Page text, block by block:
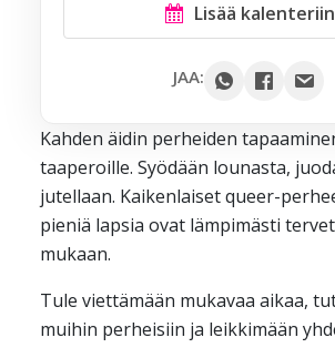
Kahden äidin perheiden
taaperoille. Syödään lounasta,
jutellaan. Kaikenlaiset queer-
pieniä lapsia ovat lämpimästi
mukaan.
Tule viettämään mukavaa aikaa,
muihin perheisiin ja leikkimään
Lisää kalenteriin
Yahoo
iCal / .ics
JAA: